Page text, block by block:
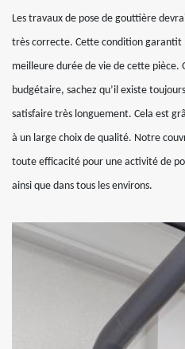
Les travaux de pose de gouttière
très correcte. Cette condition garantit
meilleure durée de vie de cette pièce.
budgétaire, sachez qu’il existe
satisfaire très longuement. Cela est
à un large choix de qualité. Notre
toute efficacité pour une activité de
ainsi que dans tous les environs.